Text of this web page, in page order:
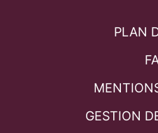
PLAN
GESTION